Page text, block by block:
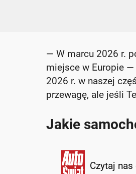
— W marcu 2026 r.
miejsce w Europie —
2026 r. w naszej
przewagę, ale jeśli
Jakie
Czytaj